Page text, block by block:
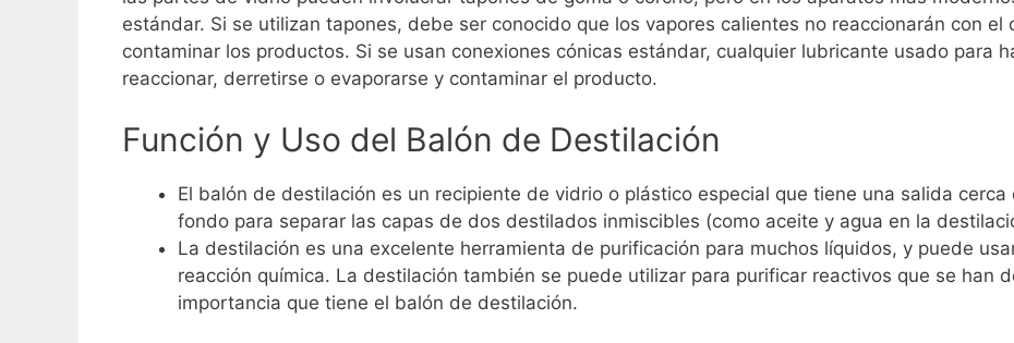
estándar. Si se utilizan tapones, debe ser conocido que los vapores calientes no reaccionarán con
contaminar los productos. Si se usan conexiones cónicas estándar, cualquier lubricante usado para
reaccionar, derretirse o evaporarse y contaminar el producto.
Función y Uso del Balón de Destilación
El balón de destilación es un recipiente de vidrio o plástico especial que tiene una salida
fondo para separar las capas de dos destilados inmiscibles (como aceite y agua en la
La destilación es una excelente herramienta de purificación para muchos líquidos, y puede
reacción química. La destilación también se puede utilizar para purificar reactivos que se han
importancia que tiene el balón de destilación.